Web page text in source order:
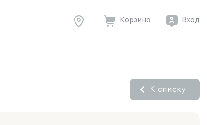
Корзина Вход
К списку